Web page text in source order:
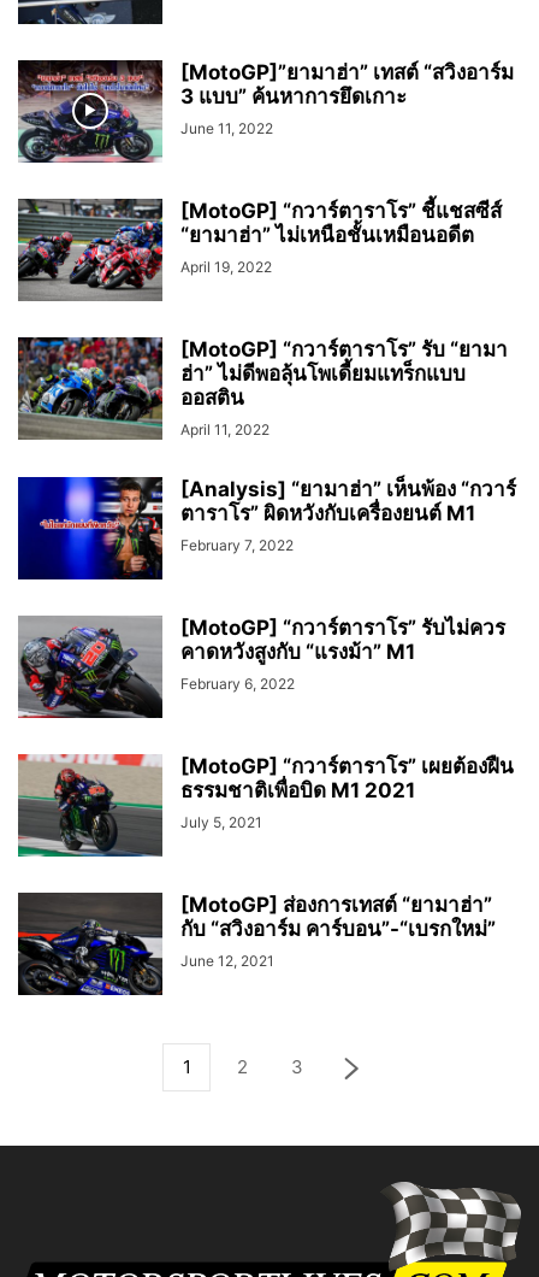
[MotoGP]”ยามาฮ่า” เทสต์ “สวิงอาร์ม
3 แบบ” ค้นหาการยึดเกาะ
June 11, 2022
[MotoGP] “กวาร์ตาราโร” ชี้แชสซีส์
“ยามาฮ่า” ไม่เหนือชั้นเหมือนอดีต
April 19, 2022
[MotoGP] “กวาร์ตาราโร” รับ “ยามา
ฮ่า” ไม่ดีพอลุ้นโพเดี้ยมแทร็กแบบ
ออสติน
April 11, 2022
[Analysis] “ยามาฮ่า” เห็นพ้อง “กวาร์
ตาราโร” ผิดหวังกับเครื่องยนต์ M1
February 7, 2022
[MotoGP] “กวาร์ตาราโร” รับไม่ควร
คาดหวังสูงกับ “แรงม้า” M1
February 6, 2022
[MotoGP] “กวาร์ตาราโร” เผยต้องฝืน
ธรรมชาติเพื่อบิด M1 2021
July 5, 2021
[MotoGP] ส่องการเทสต์ “ยามาฮ่า”
กับ “สวิงอาร์ม คาร์บอน”-“เบรกใหม่”
June 12, 2021
1 2 3